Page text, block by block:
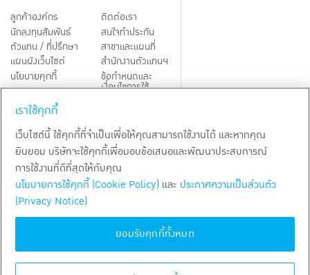
ลูกค้าองค์กร
นักลงทุนสัมพันธ์
ตัวแทน / ที่ปรึกษา
แผนผังเว็บไซต์
นโยบายคุกกี้
Third-Party Notices
ติดต่อเรา
สนใจทำประกัน
สาขาและแผนที่
สำนักงานตัวแทนฯ
ข้อกำหนดและ
เงื่อนไขการใช้
TH EN
สงวนลิขสิทธิ์ พ.ศ.2569
เราใช้คุกกี้
เว็บไซต์นี้ ใช้คุกกี้ที่จำเป็นเพื่อให้คุณสามารถใช้งานได้ และหากคุณ
ยินยอม บริษัทจะใช้คุกกี้เพื่อมอบข้อเสนอและพัฒนาประสบการณ์
การใช้งานที่ดีที่สุดให้กับคุณ
นโยบายการใช้คุกกี้ (Cookie Policy) และ ประกาศความเป็นส่วนตัว
(Privacy Notice)
ยอมรับคุกกี้ทั้งหมด